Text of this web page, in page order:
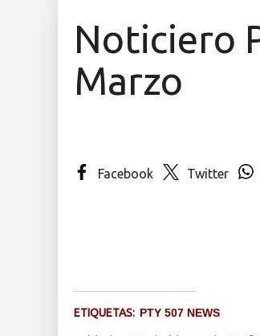
Noticiero
Marzo
Facebook Twitter
ETIQUETAS: PTY 507 NEWS